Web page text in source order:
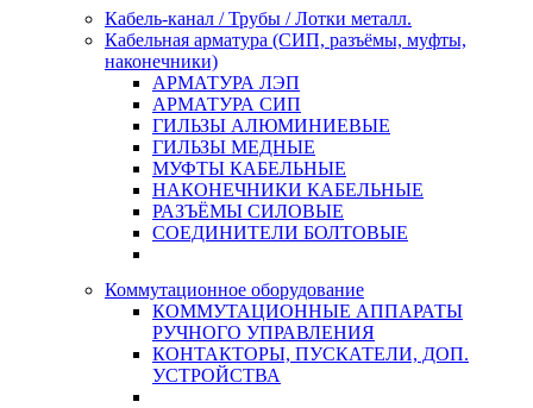
Кабель-канал / Трубы / Лотки металл.
Кабельная арматура (СИП, разъёмы, муфты,
наконечники)
АРМАТУРА ЛЭП
АРМАТУРА СИП
ГИЛЬЗЫ АЛЮМИНИЕВЫЕ
ГИЛЬЗЫ МЕДНЫЕ
МУФТЫ КАБЕЛЬНЫЕ
НАКОНЕЧНИКИ КАБЕЛЬНЫЕ
РАЗЪЁМЫ СИЛОВЫЕ
СОЕДИНИТЕЛИ БОЛТОВЫЕ
Коммутационное оборудование
КОММУТАЦИОННЫЕ АППАРАТЫ
РУЧНОГО УПРАВЛЕНИЯ
КОНТАКТОРЫ, ПУСКАТЕЛИ, ДОП.
УСТРОЙСТВА